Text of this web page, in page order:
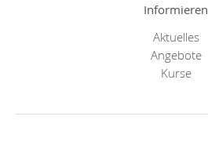
Informieren
Aktuelles
Angebote
Kurse